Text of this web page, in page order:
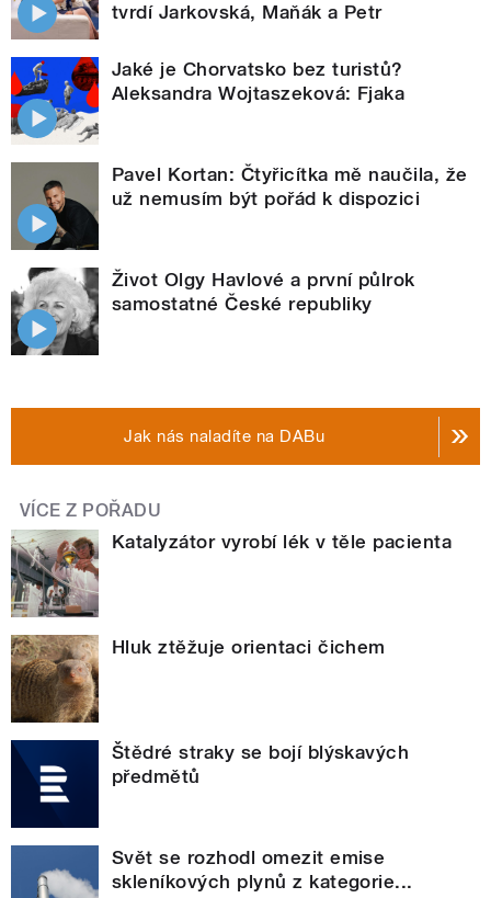
tvrdí Jarkovská, Maňák a Petr
Jaké je Chorvatsko bez turistů?
Aleksandra Wojtaszeková: Fjaka
Pavel Kortan: Čtyřicítka mě naučila, že
už nemusím být pořád k dispozici
Život Olgy Havlové a první půlrok
samostatné České republiky
Jak nás naladíte na DABu
VÍCE Z POŘADU
Katalyzátor vyrobí lék v těle pacienta
Hluk ztěžuje orientaci čichem
Štědré straky se bojí blýskavých
předmětů
Svět se rozhodl omezit emise
skleníkových plynů z kategorie...